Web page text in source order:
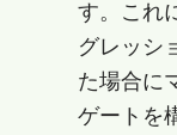
す。これ
グレッシ
た場合に
ゲートを